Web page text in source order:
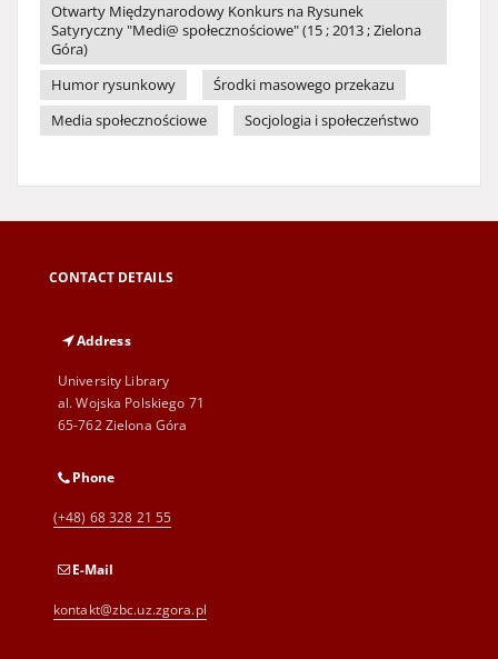
Otwarty Międzynarodowy Konkurs na Rysunek
Satyryczny "Medi@ społecznościowe" (15 ; 2013 ; Zielona
Góra)
Humor rysunkowy
Środki masowego przekazu
Media społecznościowe
Socjologia i społeczeństwo
CONTACT DETAILS
Address
University Library
al. Wojska Polskiego 71
65-762 Zielona Góra
Phone
(+48) 68 328 21 55
E-Mail
kontakt@zbc.uz.zgora.pl